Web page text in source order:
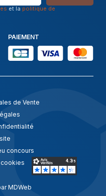
et la politique de
PAIEMENT
de Vente
concours
MDWeb